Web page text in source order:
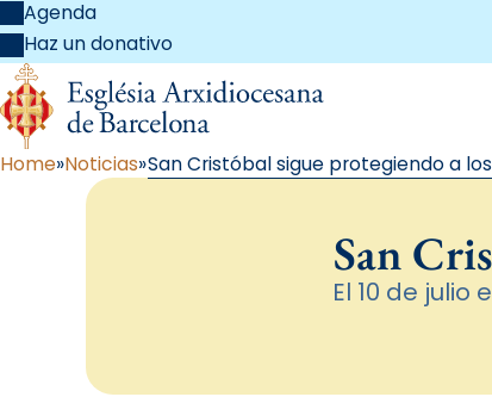
Agenda
Haz un donativo
Home Noticias San Cristóbal sigue protegiendo a
San
El 10 de